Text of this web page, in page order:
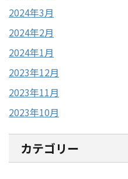
2024年3月
2024年2月
2024年1月
2023年12月
2023年11月
2023年10月
カテゴリー